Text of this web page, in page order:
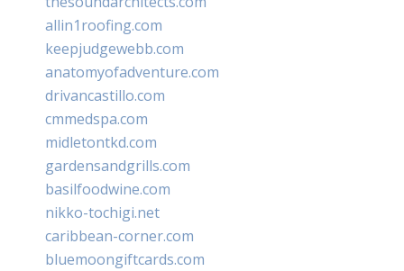
allin1roofing.com
keepjudgewebb.com
anatomyofadventure.com
drivancastillo.com
cmmedspa.com
midletontkd.com
gardensandgrills.com
basilfoodwine.com
nikko-tochigi.net
caribbean-corner.com
bluemoongiftcards.com